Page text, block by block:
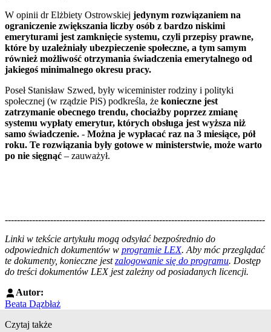
W opinii dr Elżbiety Ostrowskiej jedynym rozwiązaniem na
ograniczenie zwiększania liczby osób z bardzo niskimi
emeryturami jest zamknięcie systemu, czyli przepisy prawne,
które by uzależniały ubezpieczenie społeczne, a tym samym
również możliwość otrzymania świadczenia emerytalnego od
jakiegoś minimalnego okresu pracy.
Poseł Stanisław Szwed, były wiceminister rodziny i polityki
społecznej (w rządzie PiS) podkreśla, że konieczne jest
zatrzymanie obecnego trendu, chociażby poprzez zmianę
systemu wypłaty emerytur, których obsługa jest wyższa niż
samo świadczenie. - Można je wypłacać raz na 3 miesiące, pół
roku. Te rozwiązania były gotowe w ministerstwie, może warto
po nie sięgnąć – zauważył.
--------------------------------------------------------------------------------------
Linki w tekście artykułu mogą odsyłać bezpośrednio do
odpowiednich dokumentów w programie LEX. Aby móc przeglądać
te dokumenty, konieczne jestzalogowanie się do programu. Dostęp
do treści dokumentów LEX jest zależny od posiadanych licencji.
Autor:
Beata Dązbłaż
Czytaj także